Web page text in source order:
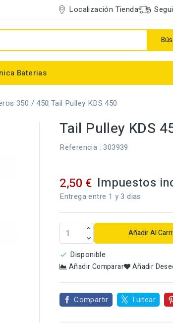
Localización Tienda
Baterias
350 / 450 Tail Pulley KDS 450
Tail Pulley KDS
Referencia : 303939
2,50 € Impuestos
Entrega entre 1 y 3 dias
Añadir Al
 Disponible
Añadir Comparar Añadir
Compartir Tuitear